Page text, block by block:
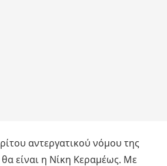
αντεργατικού νόμου της
είναι η Νίκη Κεραμέως. Με